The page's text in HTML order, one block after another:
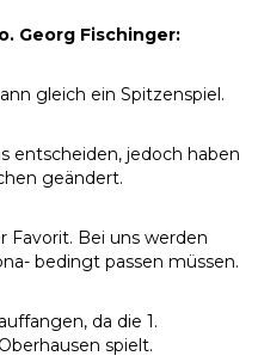
Georg Fischinger:
gleich ein Spitzenspiel.
entscheiden, jedoch haben
geändert.
Favorit. Bei uns werden
bedingt passen müssen.
da die 1.
spielt.